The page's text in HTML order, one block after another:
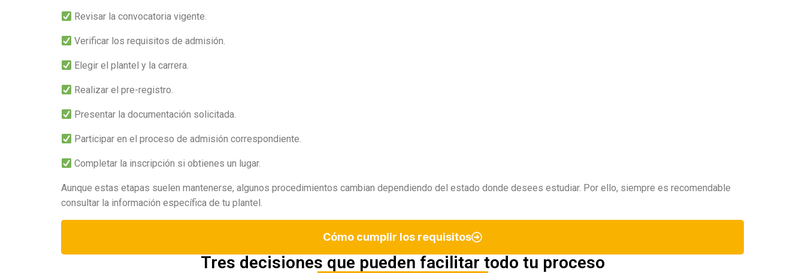
Revisar la convocatoria vigente.
Verificar los requisitos de admisión.
Elegir el plantel y la carrera.
Realizar el pre-registro.
Presentar la documentación solicitada.
Participar en el proceso de admisión correspondiente.
Completar la inscripción si obtienes un lugar.
Aunque estas etapas suelen mantenerse, algunos procedimientos cambian dependiendo del estado donde desees estudiar. Por ello, siempre es recomendable
consultar la información específica de tu plantel.
Cómo cumplir los requisitos
Tres decisiones que pueden facilitar todo tu proceso